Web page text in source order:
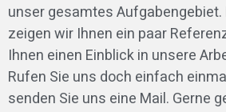
unser gesamtes Aufgabengebiet.
zeigen wir Ihnen ein paar
Ihnen einen Einblick in unsere
Rufen Sie uns doch einfach
senden Sie uns eine Mail. Gerne